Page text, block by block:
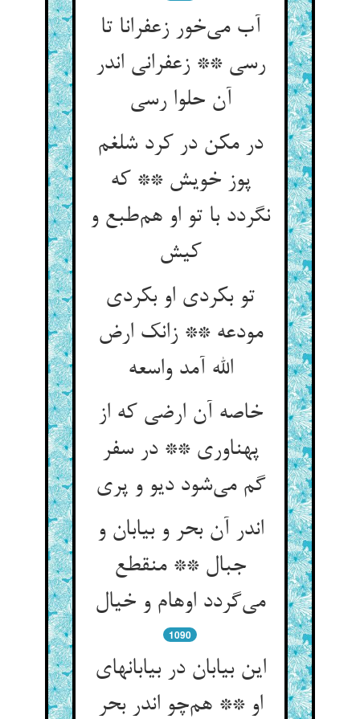
آب می‌خور زعفرانا تا
رسی ** زعفرانی اندر
آن حلوا رسی
در مکن در کرد شلغم
پوز خویش ** که
نگردد با تو او هم‌طبع و
کیش
تو بکردی او بکردی
مودعه ** زانک ارض
الله آمد واسعه
خاصه آن ارضی که از
پهناوری ** در سفر
گم می‌شود دیو و پری
اندر آن بحر و بیابان و
جبال ** منقطع
می‌گردد اوهام و خیال
1090
این بیابان در بیابانهای
او ** هم‌چو اندر بحر